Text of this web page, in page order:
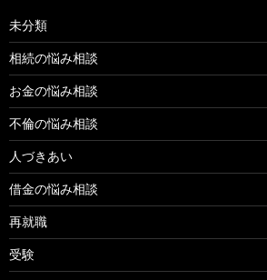
未分類
相続の悩み相談
お金の悩み相談
不倫の悩み相談
人づきあい
借金の悩み相談
再就職
受験